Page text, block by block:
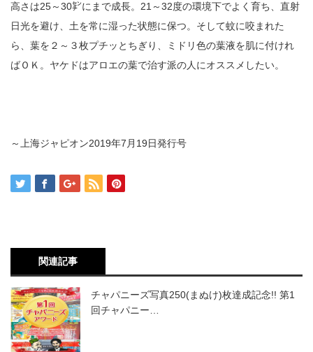
高さは25～30㌢にまで成長。21～32度の環境下でよく育ち、直射
日光を避け、土を常に湿った状態に保つ。そして蚊に咬まれた
ら、葉を２～３枚プチッとちぎり、ミドリ色の葉液を肌に付けれ
ばＯＫ。ヤケドはアロエの葉で治す派の人にオススメしたい。
～上海ジャピオン2019年7月19日発行号
関連記事
チャパニーズ写真250(まぬけ)枚達成記念!! 第1
回チャパニー…